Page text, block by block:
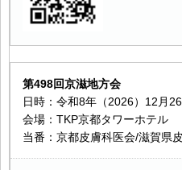
第498回京滋地方会
日時：令和8年（2026）12月26
会場：TKP京都タワーホテル
当番：京都皮膚科医会/滋賀県